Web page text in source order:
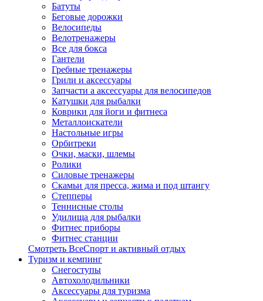
Батуты
Беговые дорожки
Велосипеды
Велотренажеры
Все для бокса
Гантели
Гребные тренажеры
Грили и аксессуары
Запчасти а аксессуары для велосипедов
Катушки для рыбалки
Коврики для йоги и фитнеса
Металлоискатели
Настольные игры
Орбитреки
Очки, маски, шлемы
Ролики
Силовые тренажеры
Скамьи для пресса, жима и под штангу
Степперы
Теннисные столы
Удилища для рыбалки
Фитнес приборы
Фитнес станции
Смотреть ВсеСпорт и активный отдых
Туризм и кемпинг
Cнегоступы
Автохолодильники
Аксессуары для туризма